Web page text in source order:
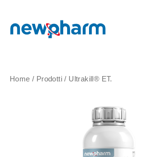
Home / Prodotti / Ultrakill® ET.